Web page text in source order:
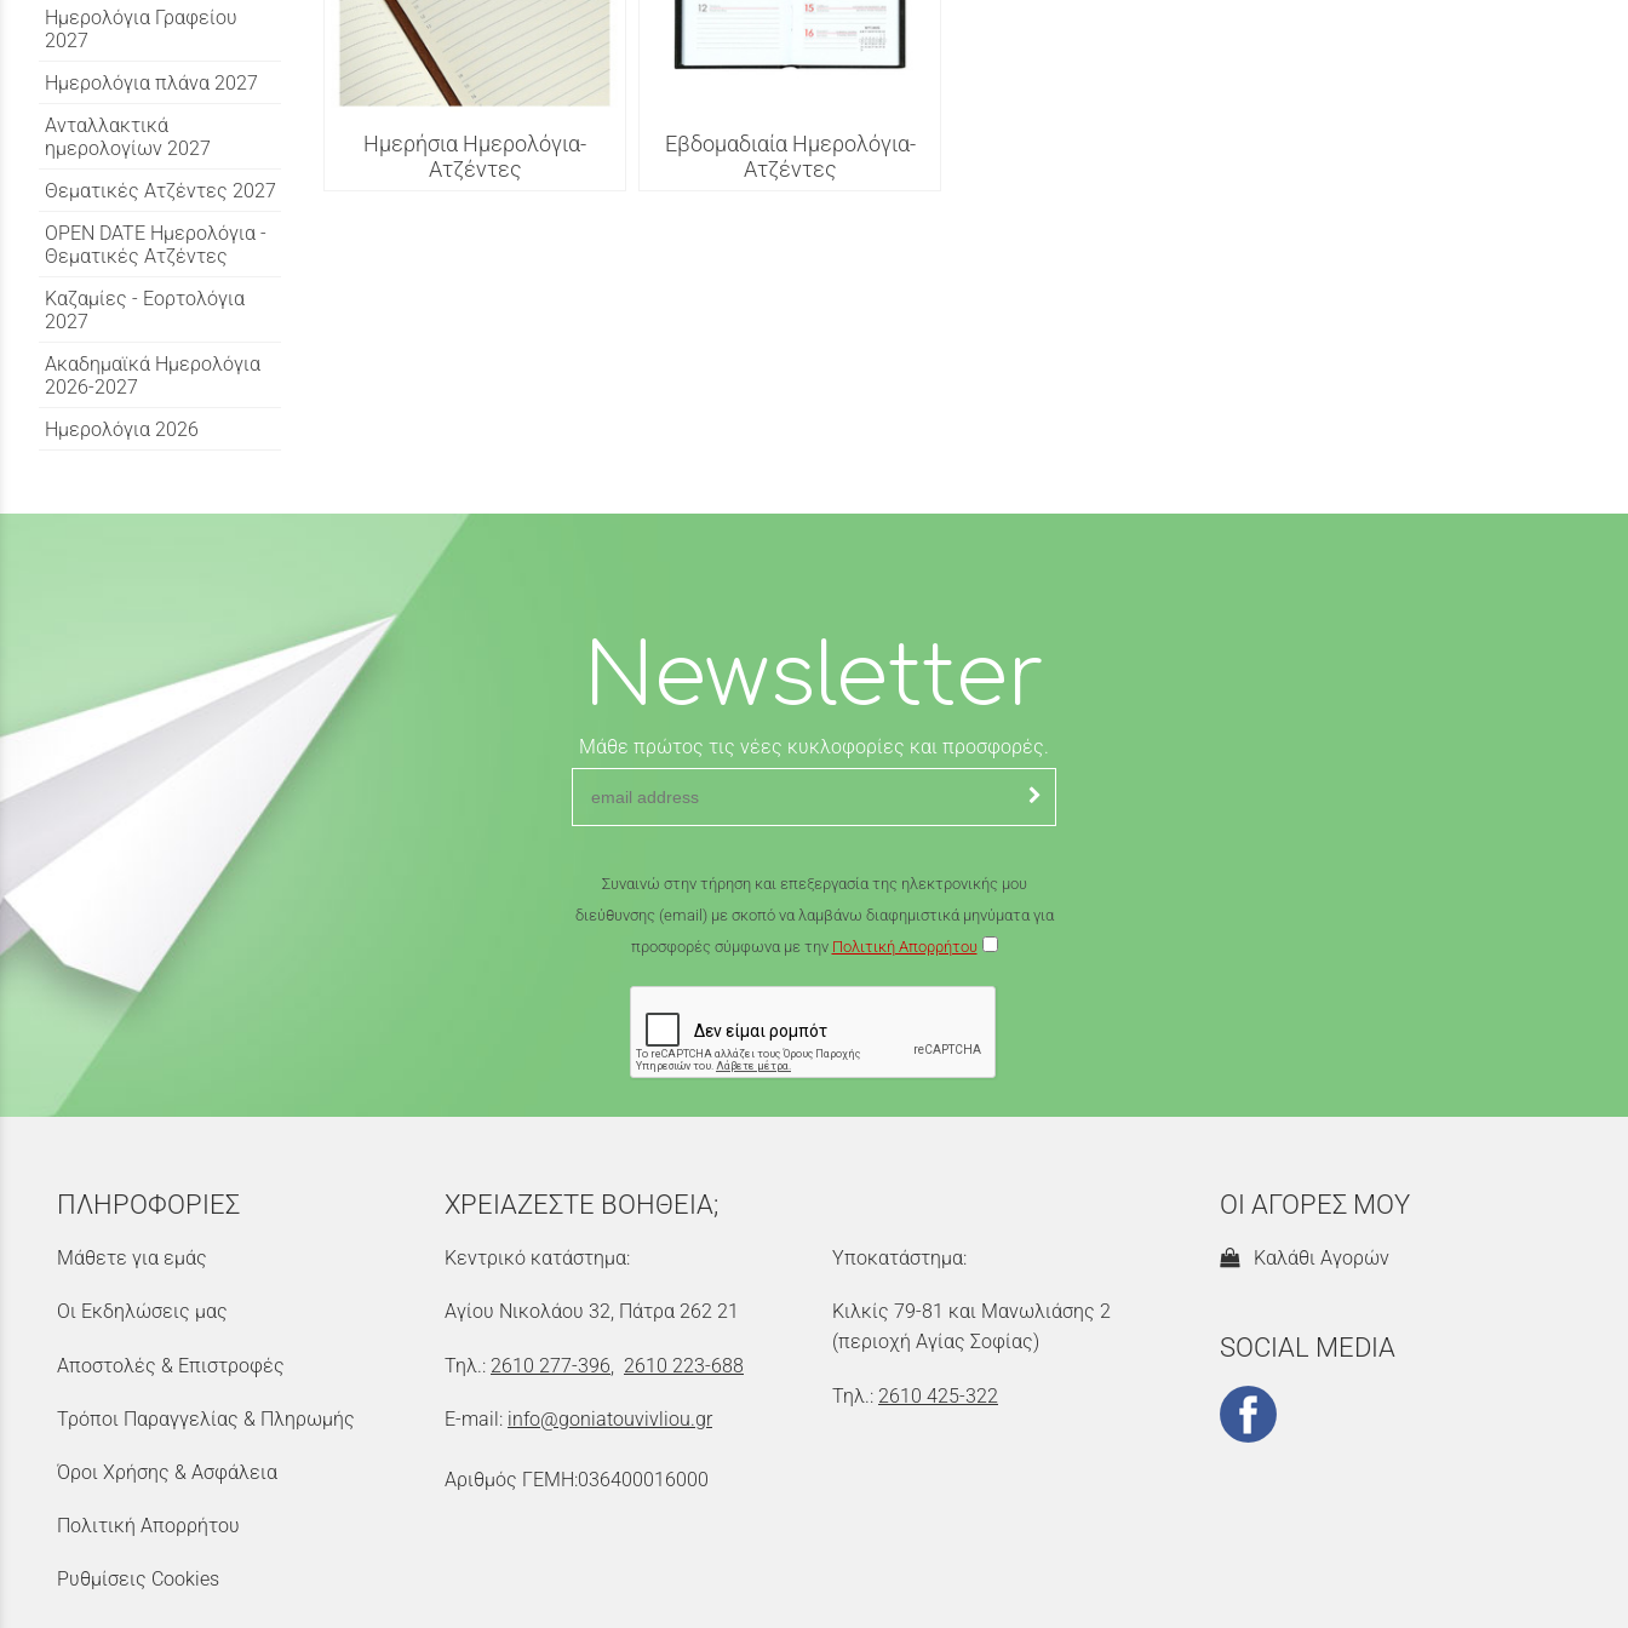
Ημερολόγια Γραφείου
2027
Ημερολόγια πλάνα 2027
Ανταλλακτικά
ημερολογίων 2027
Θεματικές Ατζέντες 2027
OPEN DATE Ημερολόγια -
Θεματικές Ατζέντες
Καζαμίες - Εορτολόγια
2027
Ακαδημαϊκά Ημερολόγια
2026-2027
Ημερολόγια 2026
Ημερήσια Ημερολόγια-
Ατζέντες
Εβδομαδιαία Ημερολόγια-
Ατζέντες
Newsletter
Μάθε πρώτος τις νέες κυκλοφορίες και προσφορές.
Συναινώ στην τήρηση και επεξεργασία της ηλεκτρονικής μου
διεύθυνσης (email) με σκοπό να λαμβάνω διαφημιστικά μηνύματα για
προσφορές σύμφωνα με την Πολιτική Απορρήτου
ΠΛΗΡΟΦΟΡΙΕΣ
Μάθετε για εμάς
Οι Εκδηλώσεις μας
Αποστολές & Επιστροφές
Τρόποι Παραγγελίας & Πληρωμής
Όροι Χρήσης & Ασφάλεια
Πολιτική Απορρήτου
Ρυθμίσεις Cookies
ΧΡΕΙΑΖΕΣΤΕ ΒΟΗΘΕΙΑ;
Κεντρικό κατάστημα:
Αγίου Νικολάου 32, Πάτρα 262 21
Τηλ.: 2610 277-396 2610 223-688
E-mail: info@goniatouvivliou.gr
Αριθμός ΓΕΜΗ:036400016000
Υποκατάστημα:
Κιλκίς 79-81 και Μανωλιάσης 2
(περιοχή Αγίας Σοφίας)
Τηλ.: 2610 425-322
ΟΙ ΑΓΟΡΕΣ ΜΟΥ
Καλάθι Αγορών
SOCIAL MEDIA